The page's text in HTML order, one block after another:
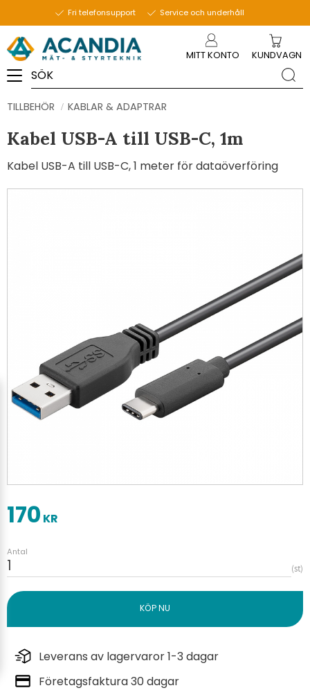
Fri telefonsupport Service och underhåll
MITT KONTO KUNDVAGN
TILLBEHÖR KABLAR & ADAPTRAR
Kabel USB-A till USB-C, 1m
Kabel USB-A till USB-C, 1 meter för dataöverföring
170 KR
Antal
st
Leverans av lagervaror 1-3 dagar
Företagsfaktura 30 dagar